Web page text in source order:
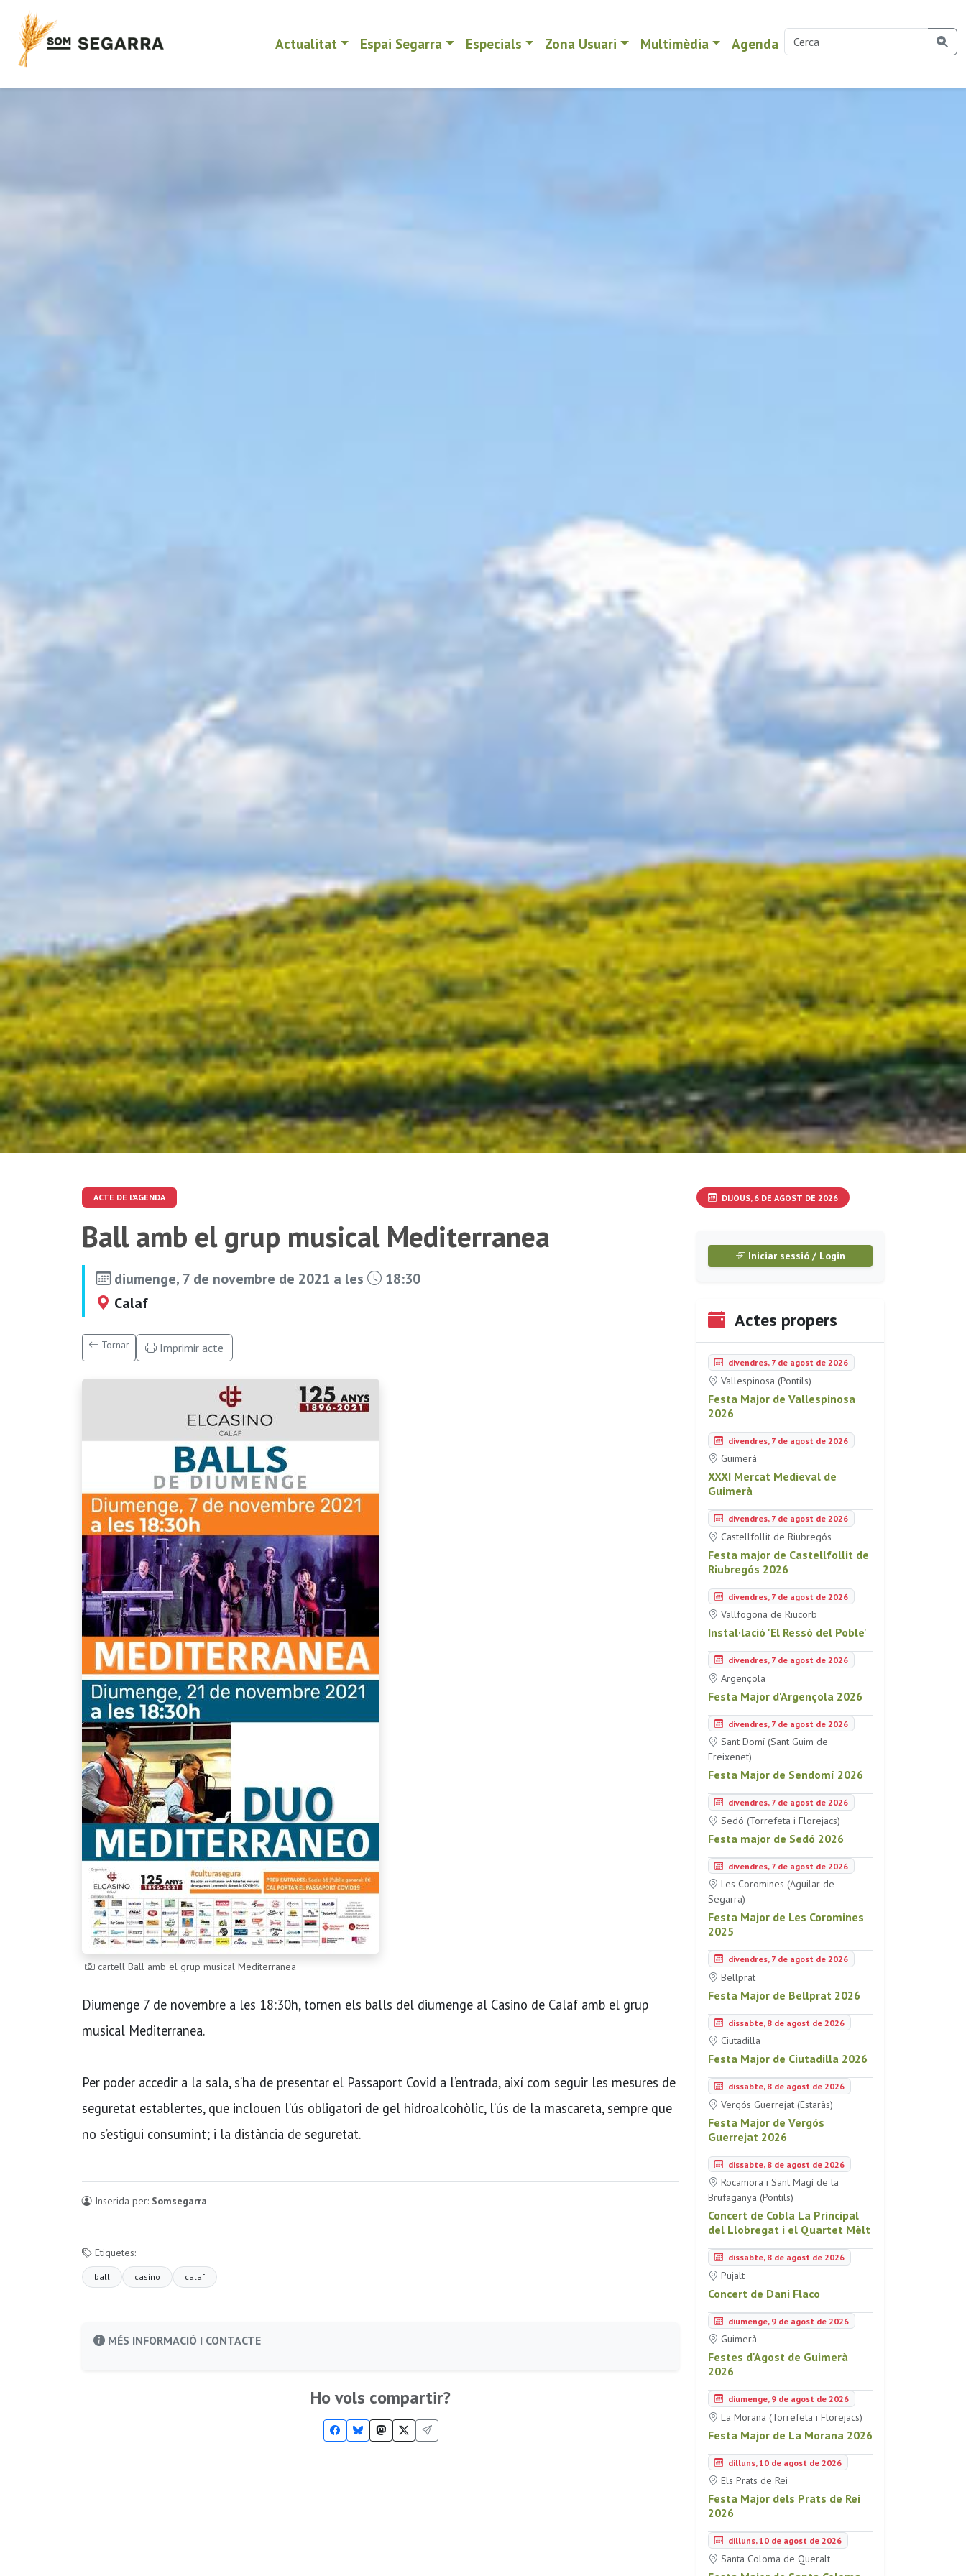
Actualitat Espai Segarra Especials Zona Usuari Multimèdia Agenda
ACTE DE L'AGENDA
Ball amb el grup musical Mediterranea
diumenge, 7 de novembre de 2021 a les
18:30
Calaf
Tornar Imprimir acte
cartell Ball amb el grup musical Mediterranea
Diumenge 7 de novembre a les 18:30h, tornen els balls del diumenge al Casino de Calaf amb el grup
musical Mediterranea.
Per poder accedir a la sala, s’ha de presentar el Passaport Covid a l’entrada, així com seguir les mesures de
seguretat establertes, que inclouen l’ús obligatori de gel hidroalcohòlic, l’ús de la mascareta, sempre que
no s’estigui consumint; i la distància de seguretat.
Inserida per: Somsegarra
Etiquetes:
ball casino calaf
MÉS INFORMACIÓ I CONTACTE
Ho vols compartir?
DIJOUS, 6 DE AGOST DE 2026
Iniciar sessió / Login
Actes propers
divendres, 7 de agost de 2026
Vallespinosa (Pontils)
Festa Major de Vallespinosa
2026
divendres, 7 de agost de 2026
Guimerà
XXXI Mercat Medieval de
Guimerà
divendres, 7 de agost de 2026
Castellfollit de Riubregós
Festa major de Castellfollit de
Riubregós 2026
divendres, 7 de agost de 2026
Vallfogona de Riucorb
Instal·lació 'El Ressò del Poble'
divendres, 7 de agost de 2026
Argençola
Festa Major d'Argençola 2026
divendres, 7 de agost de 2026
Sant Domí (Sant Guim de
Freixenet)
Festa Major de Sendomí 2026
divendres, 7 de agost de 2026
Sedó (Torrefeta i Florejacs)
Festa major de Sedó 2026
divendres, 7 de agost de 2026
Les Coromines (Aguilar de
Segarra)
Festa Major de Les Coromines
2025
divendres, 7 de agost de 2026
Bellprat
Festa Major de Bellprat 2026
dissabte, 8 de agost de 2026
Ciutadilla
Festa Major de Ciutadilla 2026
dissabte, 8 de agost de 2026
Vergós Guerrejat (Estaràs)
Festa Major de Vergós
Guerrejat 2026
dissabte, 8 de agost de 2026
Rocamora i Sant Magí de la
Brufaganya (Pontils)
Concert de Cobla La Principal
del Llobregat i el Quartet Mèlt
dissabte, 8 de agost de 2026
Pujalt
Concert de Dani Flaco
diumenge, 9 de agost de 2026
Guimerà
Festes d'Agost de Guimerà
2026
diumenge, 9 de agost de 2026
La Morana (Torrefeta i Florejacs)
Festa Major de La Morana 2026
dilluns, 10 de agost de 2026
Els Prats de Rei
Festa Major dels Prats de Rei
2026
dilluns, 10 de agost de 2026
Santa Coloma de Queralt